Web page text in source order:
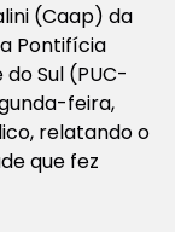
(Caap) da
Pontifícia
Sul (PUC-
feira,
relatando o
que fez